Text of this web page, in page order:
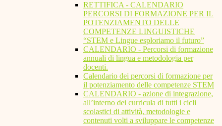
RETTIFICA - CALENDARIO
PERCORSI DI FORMAZIONE PER IL
POTENZIAMENTO DELLE
COMPETENZE LINGUISTICHE
“STEM e Lingue esploriamo il futuro”
CALENDARIO - Percorsi di formazione
annuali di lingua e metodologia per
docenti.
Calendario dei percorsi di formazione per
il potenziamento delle competenze STEM
CALENDARIO - azione di integrazione,
all’interno dei curricula di tutti i cicli
scolastici di attività, metodologie e
contenuti volti a sviluppare le competenze